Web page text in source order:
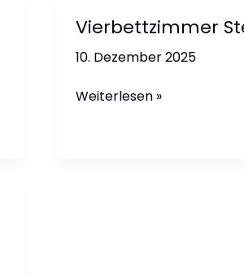
Vierbettzimmer
10. Dezember 2025
Vierbettzimmer
Weiterlesen »